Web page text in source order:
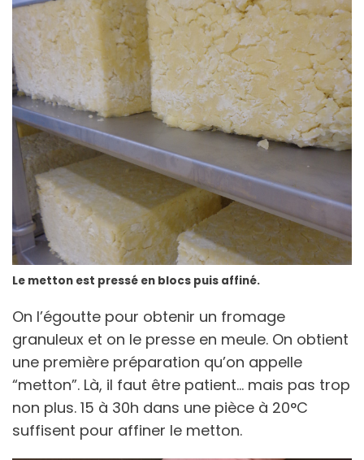
Le metton est pressé en blocs puis affiné.
On l’égoutte pour obtenir un fromage
granuleux et on le presse en meule. On obtient
une première préparation qu’on appelle
“metton”. Là, il faut être patient… mais pas trop
non plus. 15 à 30h dans une pièce à 20°C
suffisent pour affiner le metton.